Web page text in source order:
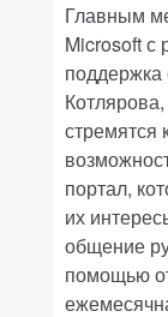
Главным
Microsoft с
портал,
их
общение
помощью